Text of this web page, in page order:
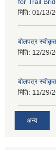
मिति: 01/13/
बोलपत्र
मिति: 12/29/
बोलपत्र
मिति: 11/29/
अन्य